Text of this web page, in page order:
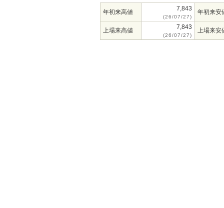
年初来高値 7,843
(26/07/27)
年初来安
上場来高値 7,843
(26/07/27)
上場来安